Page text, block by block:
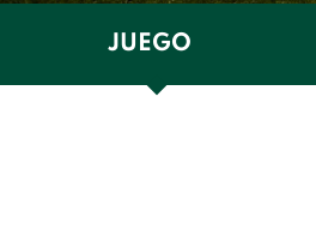
JUEGO